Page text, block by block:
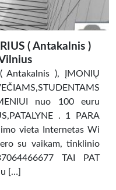
( Antakalnis )
Antakalnis ), ĮMONIŲ
nuo 100 euru
. 1 PARA
vieta Internetas Wi
su vaikam, tinklinio
TAI PAT
[…]